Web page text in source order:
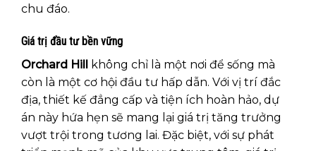
chu đáo.
Giá trị đầu tư bền vững
Orchard Hill không chỉ là một nơi để sống mà
còn là một cơ hội đầu tư hấp dẫn. Với vị trí đắc
địa, thiết kế đẳng cấp và tiện ích hoàn hảo, dự
án này hứa hẹn sẽ mang lại giá trị tăng trưởng
vượt trội trong tương lai. Đặc biệt, với sự phát